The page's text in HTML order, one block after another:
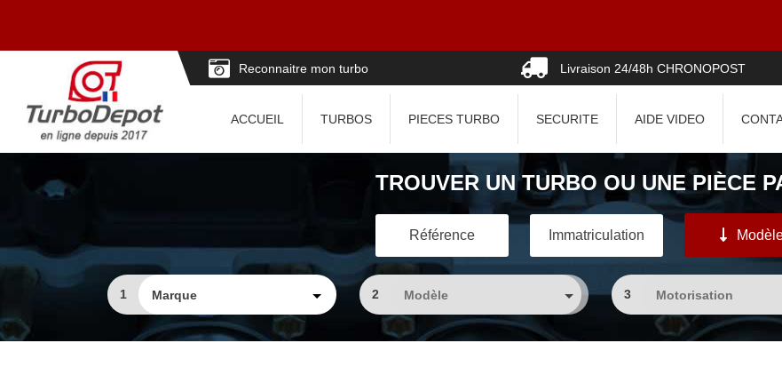
Reconnaitre mon turbo Livraison 24/48h CHRONOPOST
ACCUEIL TURBOS PIECES TURBO SECURITE AIDE VIDEO
TROUVER UN TURBO OU UNE PIÈCE
Référence Immatriculation
1 2 3